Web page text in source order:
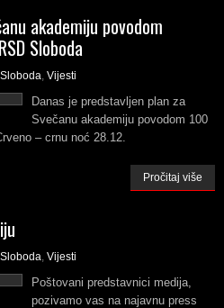
akademiju povodom
Sloboda
, Vijesti
Danas je predstavljen plan za
Svečanu akademiju povodom 100
– crnu noć 28.12.
Pročitaj više
, Vijesti
Poštovani predstavnici medija,
pozivamo vas na najavnu press